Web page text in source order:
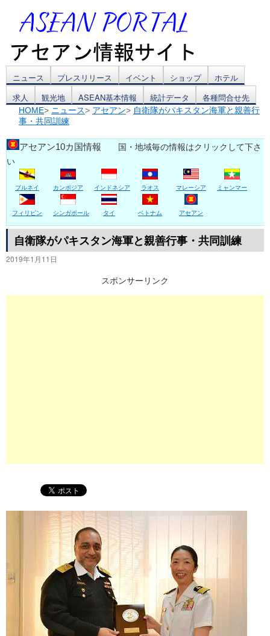
コ
ン
テ
ン
ツ
へ
ス
キ
ッ
ニュース プレスリリース イベント ショップ
ホテル
求人
観光地 ASEAN基本情報 統計データ 各種問合せ先
HOME> ニュース> アセアン> 自衛隊がパキスタン海軍と親善行
事・共同訓練
アセアン10カ国情報 国・地域毎の情報はクリックして下さ
い
ブルネイ カンボジア インドネシア ラオス マレーシア ミャンマー
フィリピン シンガポール タイ ベトナム アセアン
自衛隊がパキスタン海軍と親善行事・共同訓練
2019年1月11日
スポンサーリンク